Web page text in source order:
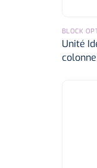
BLOCK
Unité